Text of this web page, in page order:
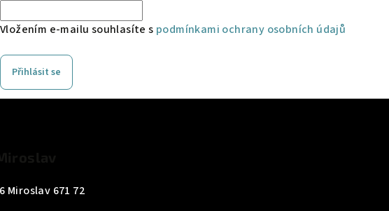
Vložením e-mailu souhlasíte s podmínkami ochrany osobních údajů
Přihlásit se
Miroslav 671 72